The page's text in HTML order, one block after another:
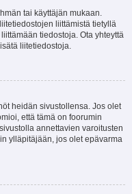
tai käyttäjän mukaan.
liittämistä tietyllä
tiedostoja. Ota yhteyttä
liitetiedostoja.
heidän sivustollensa. Jos olet
että tämä on foorumin
annettavien varoitusten
ylläpitäjään, jos olet epävarma